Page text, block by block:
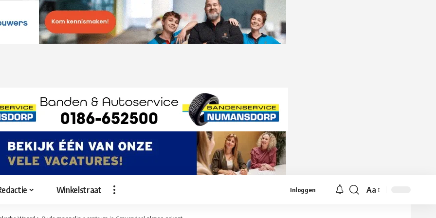
Winkelstraat Inloggen
Lettergrootte
Aa